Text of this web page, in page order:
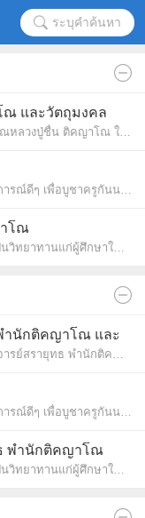
ระบุคำค้นหา
ณ และวัตถุมงคล
ขับขานเรื่องราวแห่งองค์พระเดชพระคุณหลวงปู่ชื่น ติคญาโณ ให้ดังก้องไกล
ขอเรียนเชิญทุกท่านมาร่วมเล่าประสบการณ์ดีๆ เพื่อบูชาครูกันนะครับ
โณ
คุณมีอะไรดี อะไรเด็ด นำมาเผยแพร่เป็นวิทยาทานแก่ผู้ศึกษาใหม่กันนะจ๊ะ
ำนักติคญาโณ และ
รายการวัตถุมงคลที่จัดสร้างในนามอาจารย์สรายุทธ พำนักติคญาโณ
ขอเรียนเชิญทุกท่านมาร่วมเล่าประสบการณ์ดีๆ เพื่อบูชาครูกันนะครับ
พำนักติคญาโณ
คุณมีอะไรดี อะไรเด็ด นำมาเผยแพร่เป็นวิทยาทานแก่ผู้ศึกษาใหม่กันนะจ๊ะ